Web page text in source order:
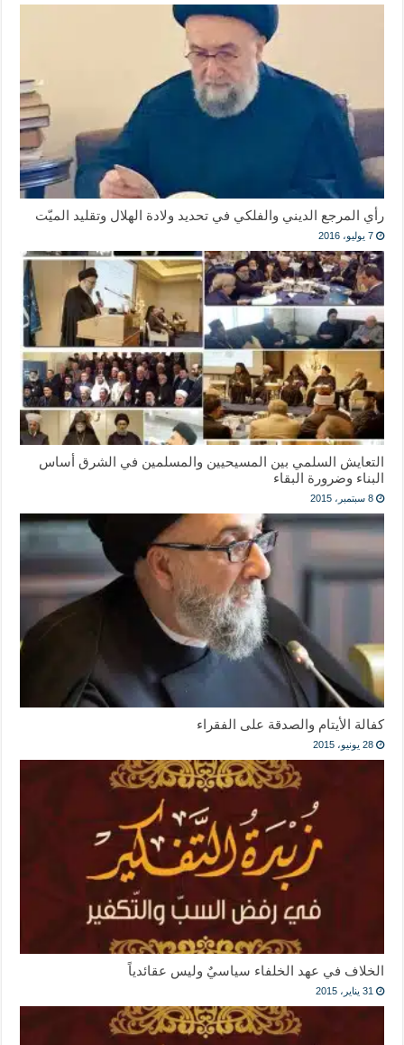
رأي المرجع الديني والفلكي في تحديد ولادة الهلال وتقليد الميّت
7 يوليو، 2016
التعايش السلمي بين المسيحيين والمسلمين في الشرق أساس
البناء وضرورة البقاء
8 سبتمبر، 2015
كفالة الأيتام والصدقة على الفقراء
28 يونيو، 2015
الخلاف في عهد الخلفاء سياسيٌ وليس عقائدياً
31 يناير، 2015